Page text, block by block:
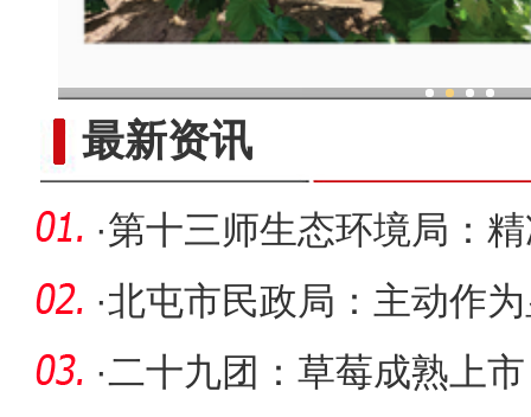
最新资讯
·第十三师生态环境局：
线
·北屯市民政局：主动作
民忧
·二十九团：草莓成熟上市